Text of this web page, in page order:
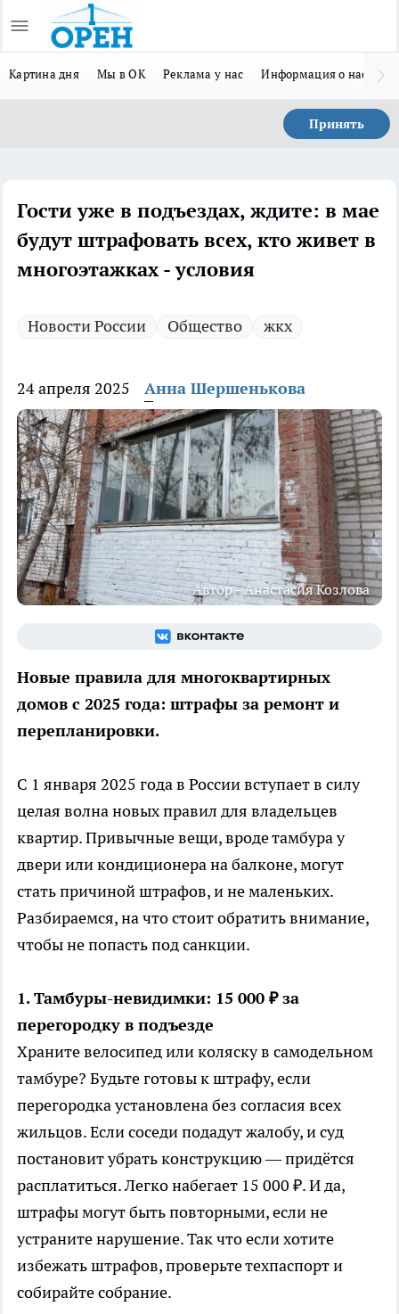
Картина дня Мы в ОК Реклама у нас Информация о нас
Принять
Гости уже в подъездах, ждите: в мае
будут штрафовать всех, кто живет в
многоэтажках - условия
Новости России Общество жкх
24 апреля 2025 Анна Шершенькова
Автор - Анастасия Козлова
Новые правила для многоквартирных
домов с 2025 года: штрафы за ремонт и
перепланировки.
С 1 января 2025 года в России вступает в силу
целая волна новых правил для владельцев
квартир. Привычные вещи, вроде тамбура у
двери или кондиционера на балконе, могут
стать причиной штрафов, и не маленьких.
Разбираемся, на что стоит обратить внимание,
чтобы не попасть под санкции.
1. Тамбуры-невидимки: 15 000 ₽ за
перегородку в подъезде
Храните велосипед или коляску в самодельном
тамбуре? Будьте готовы к штрафу, если
перегородка установлена без согласия всех
жильцов. Если соседи подадут жалобу, и суд
постановит убрать конструкцию — придётся
расплатиться. Легко набегает 15 000 ₽. И да,
штрафы могут быть повторными, если не
устраните нарушение. Так что если хотите
избежать штрафов, проверьте техпаспорт и
собирайте собрание.